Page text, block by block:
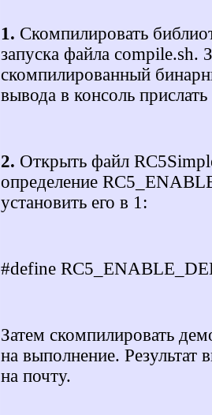
1. Скомпилировать
запуска файла compile.sh.
скомпилированный
вывода в консоль
2. Открыть файл
определение
установить его в 1:
#define
Затем скомпилировать
на выполнение. Результат
на почту.